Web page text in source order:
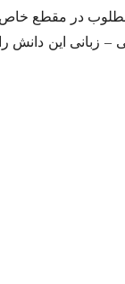
مطلوب در مقطع
زبانی این دانش